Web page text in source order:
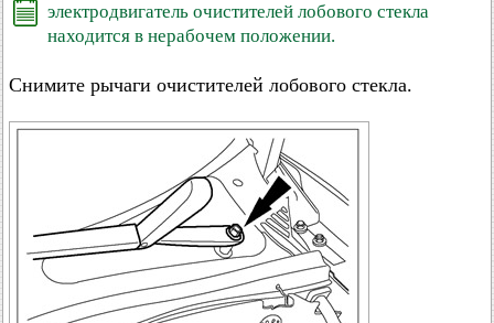
электродвигатель очистителей лобового стекла
находится в нерабочем положении.
Снимите рычаги очистителей лобового стекла.